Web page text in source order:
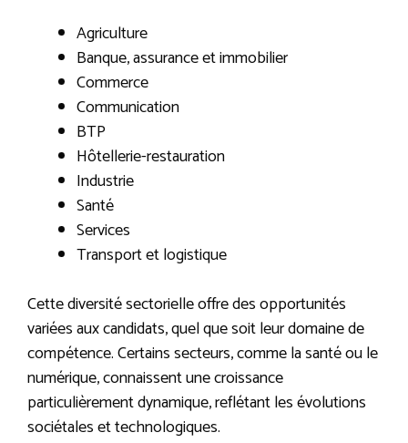
Agriculture
Banque, assurance et immobilier
Commerce
Communication
BTP
Hôtellerie-restauration
Industrie
Santé
Services
Transport et logistique
Cette diversité sectorielle offre des opportunités
variées aux candidats, quel que soit leur domaine de
compétence. Certains secteurs, comme la santé ou le
numérique, connaissent une croissance
particulièrement dynamique, reflétant les évolutions
sociétales et technologiques.